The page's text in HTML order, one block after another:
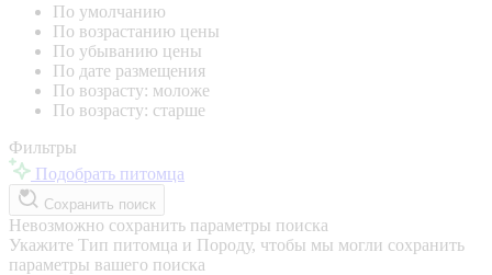
По умолчанию
По возрастанию цены
По убыванию цены
По дате размещения
По возрасту: моложе
По возрасту: старше
Фильтры
Подобрать питомца
Сохранить поиск
Невозможно сохранить параметры поиска
Укажите Тип питомца и Породу, чтобы мы могли сохранить
параметры вашего поиска